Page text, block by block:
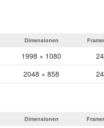
Dimensionen
1998 × 1080
24
2048 × 858 24
Dimensionen